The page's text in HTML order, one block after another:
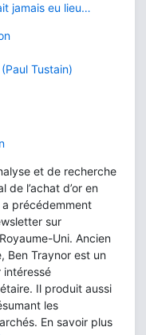
jamais eu lieu…
Tustain)
et de recherche
de l’achat d’or en
précédemment
sur
Uni. Ancien
Ben Traynor est un
intéressé
Il produit aussi
les
En savoir plus